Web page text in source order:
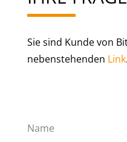
Sie sind Kunde von
nebenstehenden Link.